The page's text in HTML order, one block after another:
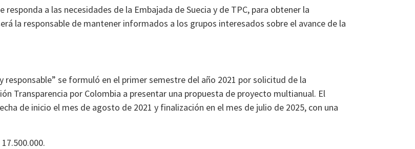
a las necesidades de la Embajada de Suecia y de TPC, para obtener la
la responsable de mantener informados a los grupos interesados sobre el avance de la
se formuló en el primer semestre del año 2021 por solicitud de la
Transparencia por Colombia a presentar una propuesta de proyecto multianual. El
de inicio el mes de agosto de 2021 y finalización en el mes de julio de 2025, con una